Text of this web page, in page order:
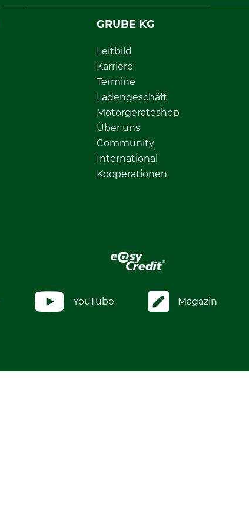
GRUBE KG
Leitbild
Karriere
Termine
Ladengeschäft
Motorgeräteshop
Über uns
Community
International
Kooperationen
YouTube Magazin